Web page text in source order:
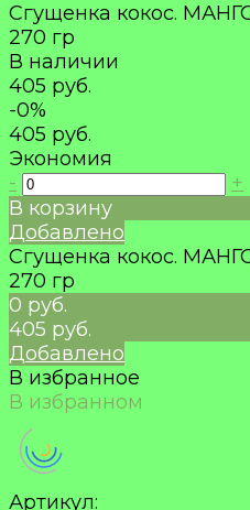
Сгущенка кокос.
270 гр
В наличии
405 руб.
-0%
405 руб.
Экономия
-
+
В корзину
Добавлено
Сгущенка кокос.
270 гр
0 руб.
405 руб.
Добавлено
В избранное
В избранном
Артикул: